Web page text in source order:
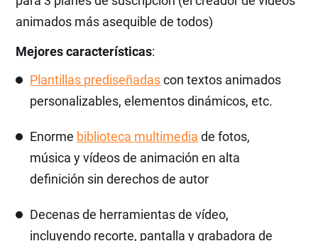
animados más asequible de todos)
Mejores características:
Plantillas prediseñadascon textos animados
personalizables, elementos dinámicos, etc.
Enorme biblioteca multimedia de fotos,
música y vídeos de animación en alta
definición sin derechos de autor
Decenas de herramientas de vídeo,
incluyendo recorte, pantalla y grabadora de